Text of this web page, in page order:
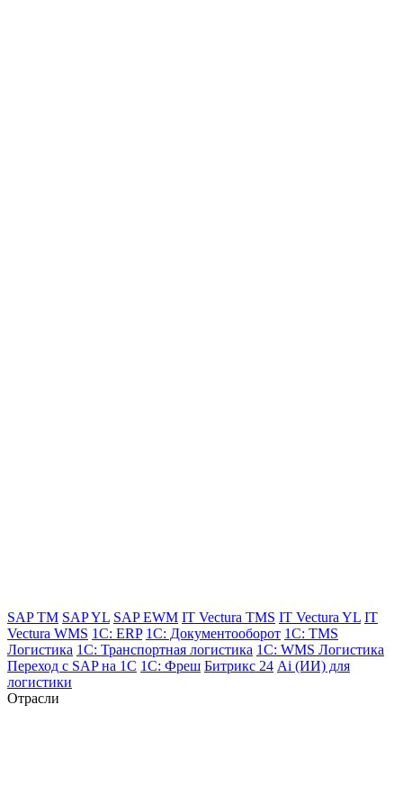
SAP TM SAP YL SAP EWM IT Vectura TMS IT Vectura YL IT
Vectura WMS 1C: ERP 1C: Документооборот 1C: TMS
Логистика 1C: Транспортная логистика 1C: WMS Логистика
Переход с SAP на 1С 1C: Фреш Битрикс 24 Ai (ИИ) для
логистики
Отрасли